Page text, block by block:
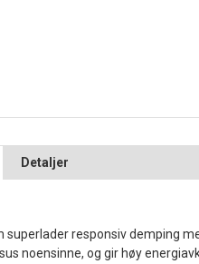
Detaljer
superlader responsiv demping
noensinne, og gir høy